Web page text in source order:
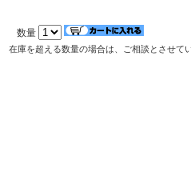
数量
在庫を超える数量の場合は、ご相談とさせて